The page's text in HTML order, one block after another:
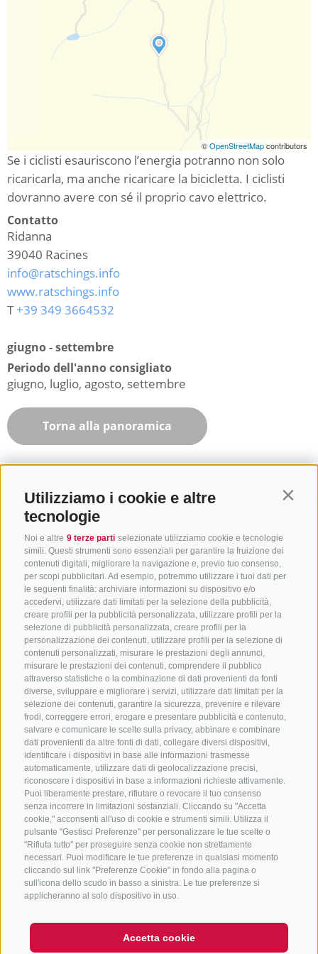
Utilizziamo i cookie e altre
tecnologie
Noi e altre 9 terze parti selezionate utilizziamo cookie e tecnologie
simili. Questi strumenti sono essenziali per garantire la fruizione dei
contenuti digitali, migliorare la navigazione e, previo tuo consenso,
per scopi pubblicitari. Ad esempio, potremmo utilizzare i tuoi dati per
le seguenti finalità: archiviare informazioni su dispositivo e/o
accedervi, utilizzare dati limitati per la selezione della pubblicità,
creare profili per la pubblicità personalizzata, utilizzare profili per la
selezione di pubblicità personalizzata, creare profili per la
personalizzazione dei contenuti, utilizzare profili per la selezione di
contenuti personalizzati, misurare le prestazioni degli annunci,
misurare le prestazioni dei contenuti, comprendere il pubblico
attraverso statistiche o la combinazione di dati provenienti da fonti
diverse, sviluppare e migliorare i servizi, utilizzare dati limitati per la
selezione dei contenuti, garantire la sicurezza, prevenire e rilevare
frodi, correggere errori, erogare e presentare pubblicità e contenuto,
salvare e comunicare le scelte sulla privacy, abbinare e combinare
dati provenienti da altre fonti di dati, collegare diversi dispositivi,
identificare i dispositivi in base alle informazioni trasmesse
automaticamente, utilizzare dati di geolocalizzazione precisi,
riconoscere i dispositivi in base a informazioni richieste attivamente.
Puoi liberamente prestare, rifiutare o revocare il tuo consenso
senza incorrere in limitazioni sostanziali. Cliccando su "Accetta
cookie," acconsenti all'uso di cookie e strumenti simili. Utilizza il
pulsante "Gestisci Preferenze" per personalizzare le tue scelte o
"Rifiuta tutto" per proseguire senza cookie non strettamente
necessari. Puoi modificare le tue preferenze in qualsiasi momento
cliccando sul link "Preferenze Cookie" in fondo alla pagina o
sull'icona dello scudo in basso a sinistra. Le tue preferenze si
applicheranno al solo dispositivo in uso.
Accetta cookie
©OpenStreetMapcontributors
Se i ciclisti esauriscono l’energia potranno non solo
ricaricarla, ma anche ricaricare la bicicletta. I ciclisti
dovranno avere con sé il proprio cavo elettrico.
Contatto
Ridanna
39040 Racines
info@ratschings.info
www.ratschings.info
T+39 349 3664532
giugno - settembre
Periodo dell'anno consigliato
giugno, luglio, agosto, settembre
Torna alla panoramica
CONTATTACI
+39 0472 765325/+39 0472 760608/+39 0472
632372
info@sterzing-ratschings.it
NEWSLETTER
Rimani aggiornato sulle nostre offerte
Registrati